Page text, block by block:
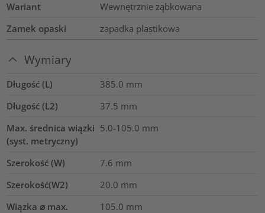
Wariant
Wewnętrznie ząbkowana
Zamek opaski
zapadka plastikowa
Wymiary
Długość (L) 385.0 mm
Długość (L2)
37.5 mm
Max. średnica wiązki
(syst. metryczny)
5.0-105.0 mm
Szerokość (W) 7.6 mm
Szerokość(W2)
20.0 mm
Wiązka ⌀ max.
105.0 mm